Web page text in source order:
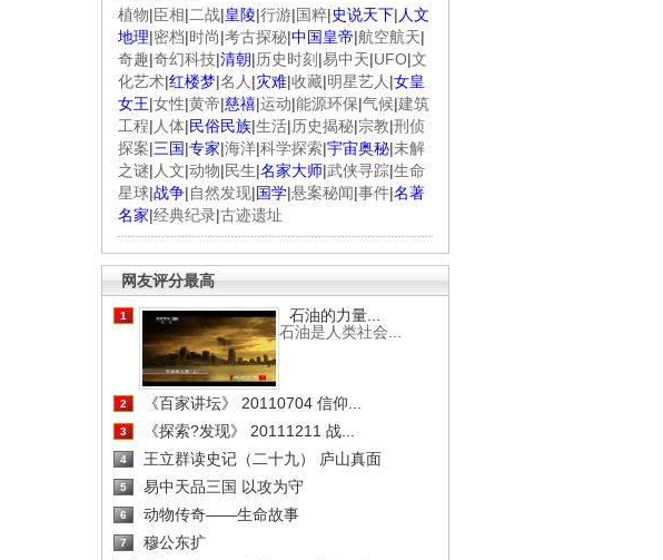
植物|臣相|二战|皇陵|行游|国粹|史说天下| 人文
地理|密档|时尚|考古探秘|中国皇帝|航空航天|
奇趣|奇幻科技|清朝|历史时刻 |易中天|UFO|文
化艺术|红楼梦|名人 |灾难|收藏|明星艺人 |女皇
女王|女性|黄帝|慈禧|运动|能源环保|气候|建筑
工程| 人体|民俗民族|生活|历史揭秘|宗教|刑侦
探案|三国|专家|海洋|科学探索|宇宙奥秘|未解
之谜| 人文|动物|民生|名家大师|武侠寻踪|生命
星球|战争|自然发现|国学|悬案秘闻|事件|名著
名家|经典纪录|古迹遗址
网友评分最高
1
石油的力量...
石油是人类社会...
2 《百家讲坛》 20110704 信仰...
3 《探索?发现》 20111211 战...
4 王立群读史记（二十九） 庐山真面
5 易中天品三国 以攻为守
6 动物传奇——生命故事
7 穆公东扩